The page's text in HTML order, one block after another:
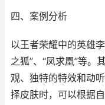
四、案例分析
以王者荣耀中的英雄
之狐”、“凤求凰”等。
观、独特的特效和动
择皮肤时，可以根据